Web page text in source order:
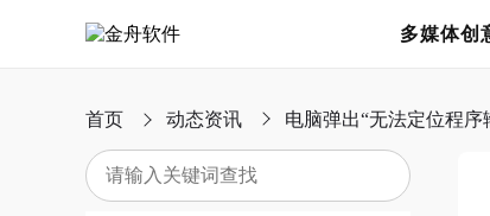
多媒体创
首页 动态资讯 电脑弹出“无法定位程序